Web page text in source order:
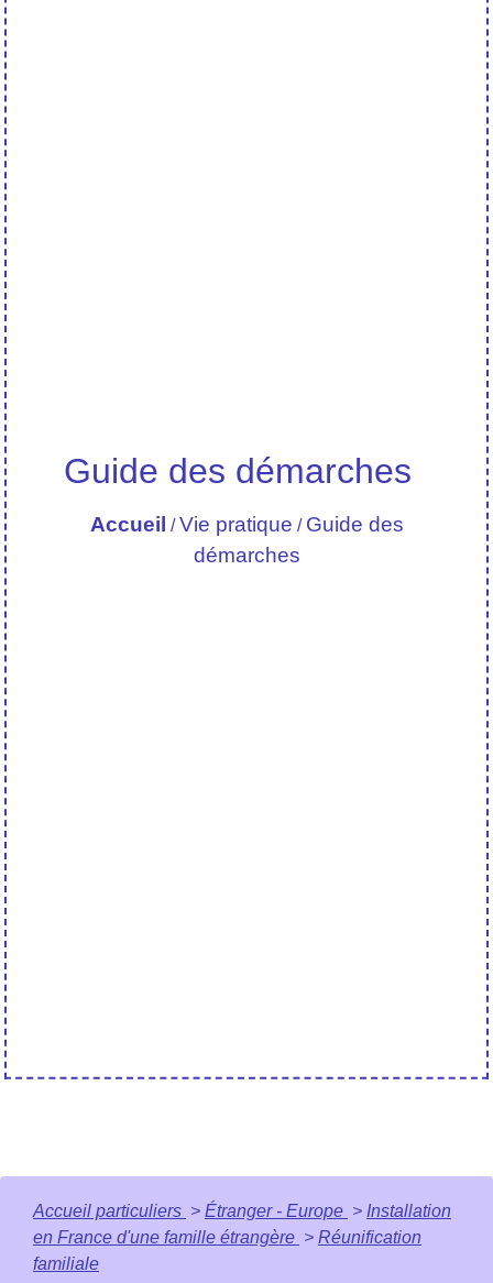
Guide des démarches
Accueil /Vie pratique / Guide des
démarches
Accueil particuliers > Étranger - Europe > Installation
en France d'une famille étrangère > Réunification
familiale